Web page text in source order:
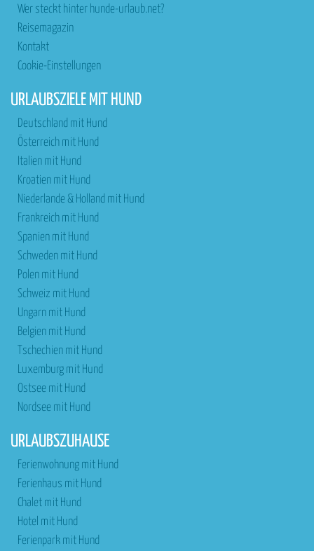
Wer steckt hinter hunde-urlaub.net?
Reisemagazin
Kontakt
Cookie-Einstellungen
URLAUBSZIELE MIT HUND
Deutschland mit Hund
Österreich mit Hund
Italien mit Hund
Kroatien mit Hund
Niederlande & Holland mit Hund
Frankreich mit Hund
Spanien mit Hund
Schweden mit Hund
Polen mit Hund
Schweiz mit Hund
Ungarn mit Hund
Belgien mit Hund
Tschechien mit Hund
Luxemburg mit Hund
Ostsee mit Hund
Nordsee mit Hund
URLAUBSZUHAUSE
Ferienwohnung mit Hund
Ferienhaus mit Hund
Chalet mit Hund
Hotel mit Hund
Ferienpark mit Hund